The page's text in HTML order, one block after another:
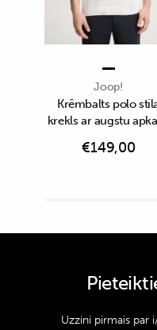
Joop!
Krēmbalts polo
krekls ar augstu
€149,00
Uzzini pirmais par